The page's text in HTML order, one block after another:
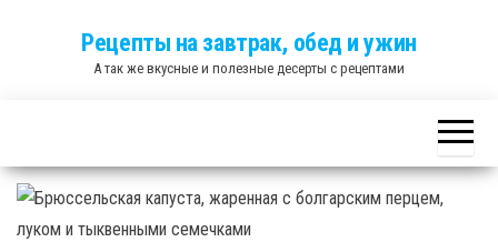
Рецепты на завтрак, обед и ужин
А так же вкусные и полезные десерты с рецептами